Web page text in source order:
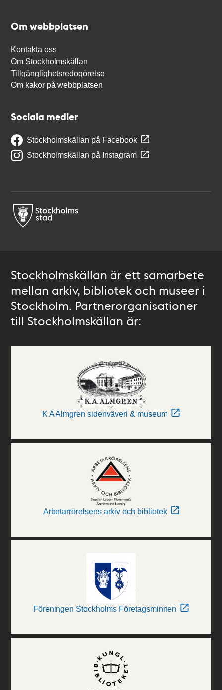
Om webbplatsen
Kontakta oss
Om Stockholmskällan
Tillgänglighetsredogörelse
Om kakor på webbplatsen
Sociala medier
Stockholmskällan på Facebook
Stockholmskällan på Instagram
Stockholmskällan är ett samarbete
mellan arkiv, bibliotek och museer i
Stockholm. Partnerorganisationer
till Stockholmskällan är:
K A Almgren sidenväveri & museum
Arbetarrörelsens arkiv och bibliotek
Föreningen Stockholms Företagsminnen